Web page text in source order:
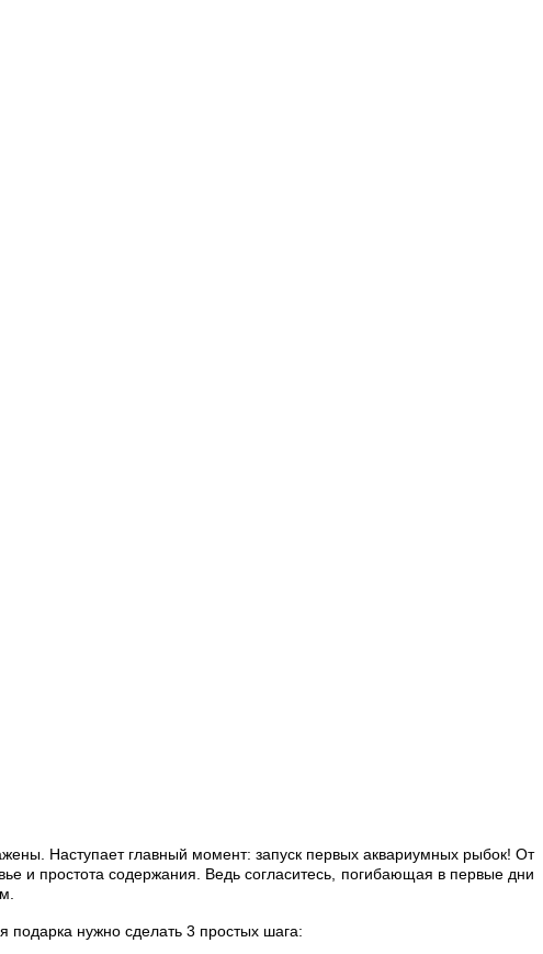
Наступает главный момент: запуск первых аквариумных рыбок! От
и простота содержания. Ведь согласитесь, погибающая в первые дни
подарка нужно сделать 3 простых шага: